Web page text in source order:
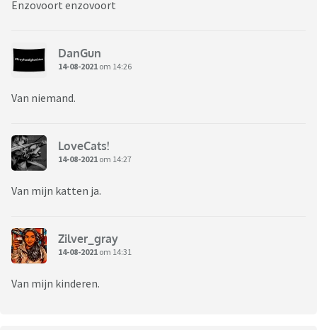
Enzovoort enzovoort
DanGun
14-08-2021 om 14:26
Van niemand.
LoveCats!
14-08-2021 om 14:27
Van mijn katten ja.
Zilver_gray
14-08-2021 om 14:31
Van mijn kinderen.